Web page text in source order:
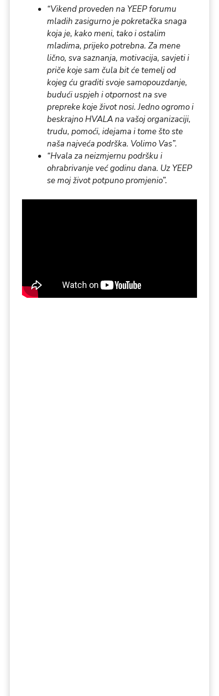
“Vikend proveden na YEEP forumu
mladih zasigurno je pokretačka snaga
koja je, kako meni, tako i ostalim
mladima, prijeko potrebna. Za mene
lično, sva saznanja, motivacija, savjeti i
priče koje sam čula bit će temelj od
kojeg ću graditi svoje samopouzdanje,
budući uspjeh i otpornost na sve
prepreke koje život nosi. Jedno ogromo i
beskrajno HVALA na vašoj organizaciji,
trudu, pomoći, idejama i tome što ste
naša najveća podrška. Volimo Vas”.
“Hvala za neizmjernu podršku i
ohrabrivanje već godinu dana. Uz YEEP
se moj život potpuno promjenio”.